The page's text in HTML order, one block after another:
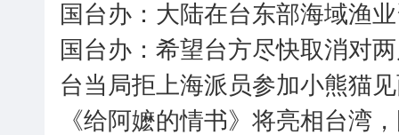
国台办：大陆在台东部海域渔
国台办：希望台方尽快取消对
台当局拒上海派员参加小熊猫
《给阿嬷的情书》将亮相台湾